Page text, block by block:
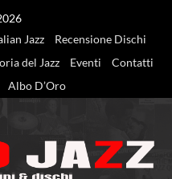
Jazz
Recensione Dischi
del Jazz Eventi
Contatti
Albo D’Oro